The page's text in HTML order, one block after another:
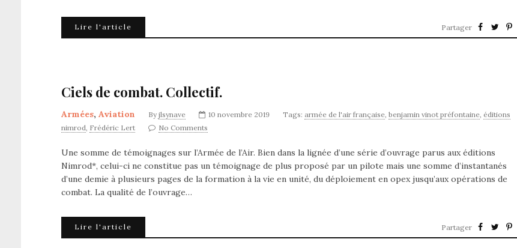
Lire l'article Partager
Ciels de combat. Collectif.
Armées, Aviation By jlsynave 10 novembre 2019 Tags: armée de l'air française, benjamin vinot préfontaine, éditions
nimrod, Frédéric Lert No Comments
Une somme de témoignages sur l’Armée de l’Air. Bien dans la lignée d’une série d’ouvrage parus aux éditions
Nimrod*, celui-ci ne constitue pas un témoignage de plus proposé par un pilote mais une somme d’instantanés
d’une demie à plusieurs pages de la formation à la vie en unité, du déploiement en opex jusqu’aux opérations de
combat. La qualité de l’ouvrage…
Lire l'article Partager